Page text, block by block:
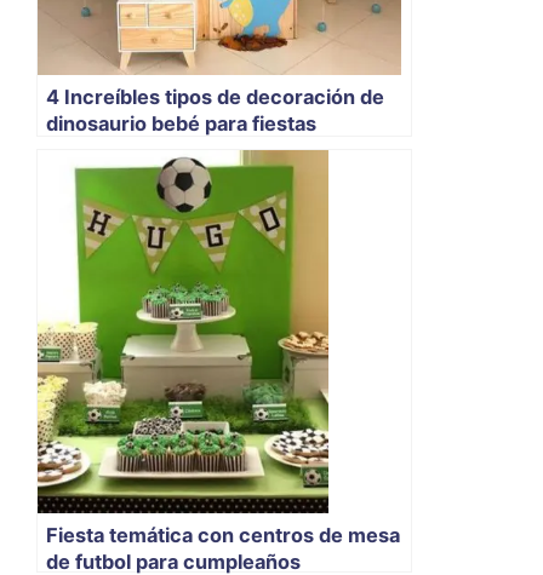
4 Increíbles tipos de decoración de
dinosaurio bebé para fiestas
Fiesta temática con centros de mesa
de futbol para cumpleaños